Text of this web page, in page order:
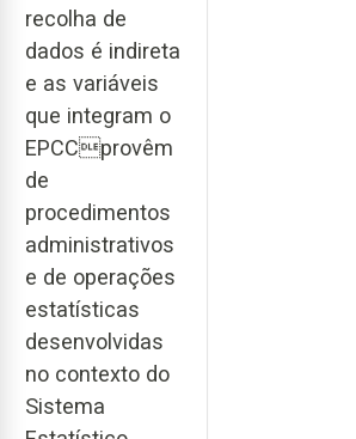
recolha de
dados é indireta
e as variáveis
que integram o
EPCCprovêm
de
procedimentos
administrativos
e de operações
estatísticas
desenvolvidas
no contexto do
Sistema